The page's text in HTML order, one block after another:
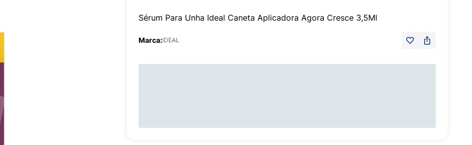
Sérum Para Unha Ideal Caneta Aplicadora Agora Cresce 3,5Ml
Marca:IDEAL